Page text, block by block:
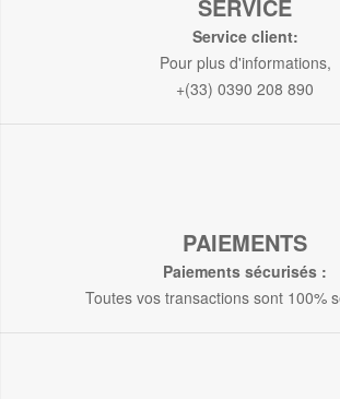
SERVICE
Service client:
Pour plus d'informations,
+(33) 0390 208 890
PAIEMENTS
Paiements sécurisés :
Toutes vos transactions sont 100%